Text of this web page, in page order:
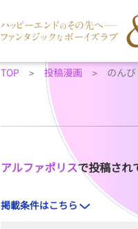
TOP 投稿漫画 のん
アルファポリスで投稿され
掲載条件はこちら